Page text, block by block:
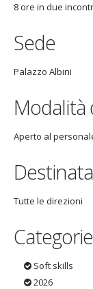
8 ore in due
Sede
Palazzo Albini
Modalità
Aperto al
Tutte le direzioni
Categorie
Soft skills
2026